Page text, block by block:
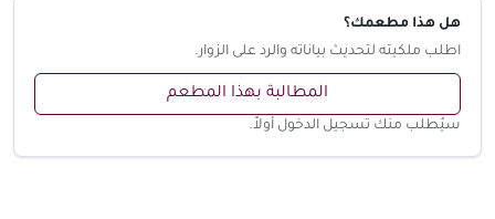
هل هذا مطعمك؟
اطلب ملكيته لتحديث بياناته والرد على الزوار.
المطالبة بهذا المطعم
سيُطلب منك تسجيل الدخول أولاً.